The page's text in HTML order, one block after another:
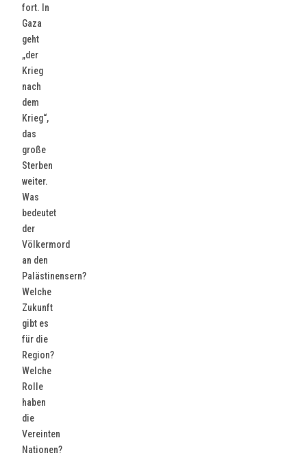
fort. In
Gaza
geht
„der
Krieg
nach
dem
Krieg“,
das
große
Sterben
weiter.
Was
bedeutet
der
Völkermord
an den
Palästinensern?
Welche
Zukunft
gibt es
für die
Region?
Welche
Rolle
haben
die
Vereinten
Nationen?